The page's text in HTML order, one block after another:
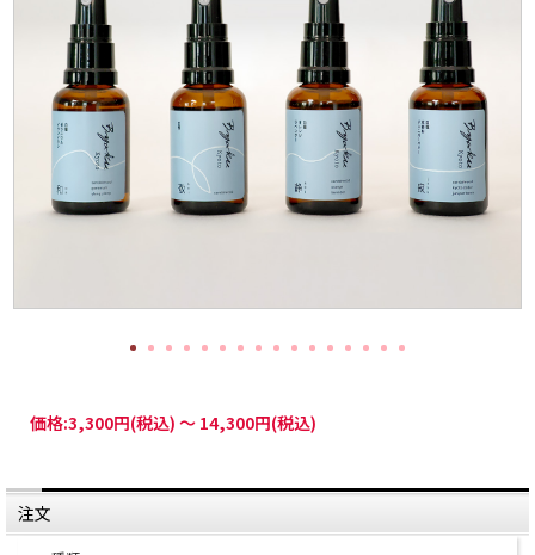
価格:3,300円(税込) ～ 14,300円(税込)
注文